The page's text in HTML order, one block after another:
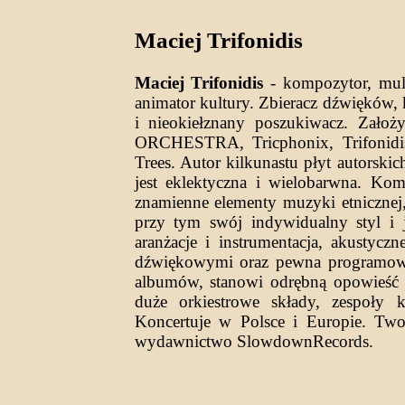
Maciej Trifonidis
Maciej Trifonidis - kompozytor,
animator kultury. Zbieracz dźwięków,
i nieokiełznany poszukiwacz.
ORCHESTRA, Tricphonix,
Trees. Autor kilkunastu płyt
jest eklektyczna i wielobarwna.
znamienne elementy muzyki
przy tym swój indywidualny styl i
aranżacje i instrumentacja,
dźwiękowymi oraz pewna
albumów, stanowi odrębną
duże orkiestrowe składy,
Koncertuje w Polsce i Europie.
wydawnictwo SlowdownRecords.